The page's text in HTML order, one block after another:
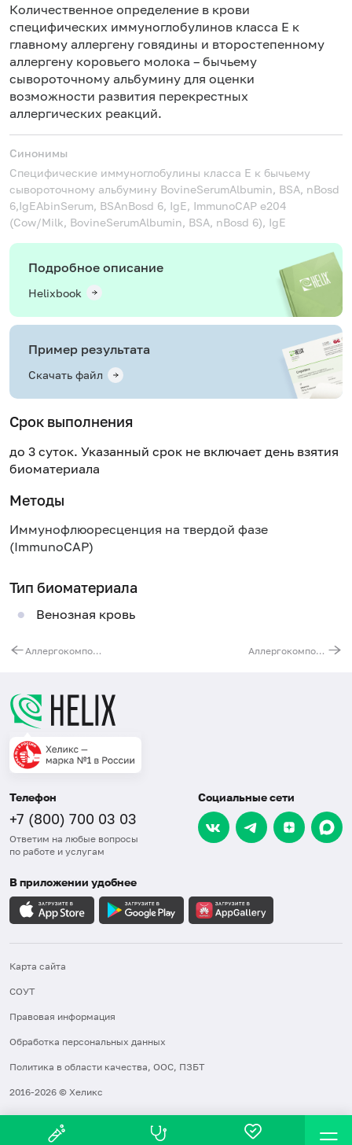
Количественное определение в крови
специфических иммуноглобулинов класса E к
главному аллергену говядины и второстепенному
аллергену коровьего молока – бычьему
сывороточному альбумину для оценки
возможности развития перекрестных
аллергических реакций.
Синонимы
Специфические иммуноглобулины класса Е к бычьему
сывороточному альбумину BovineSerumAlbumin, BSA, nBosd
6,IgEAbinSerum, BSAnBosd 6, IgE, ImmunoCAP e204
(Cow/Milk, BovineSerumAlbumin, BSA, nBosd 6), IgE
Подробное описание
Helixbook
Пример результата
Скачать файл
Срок выполнения
до 3 суток. Указанный срок не включает день взятия
биоматериала
Методы
Иммунофлюоресценция на твердой фазе
(ImmunoCAP)
Тип биоматериала
Венозная кровь
Аллергокомпонент f76 - альфа-лактальбумин nBos d 4, IgE (ImmunoCAP) Аллергокомпонент f77 - бета-лактоглобулин nBos d 5, IgE (ImmunoCAP)
Телефон
+7 (800) 700 03 03
Ответим на любые вопросы
по работе и услугам
Социальные сети
В приложении удобнее
Карта сайта
СОУТ
Правовая информация
Обработка персональных данных
Политика в области качества, ООС, ПЗБТ
2016-2026 © Хеликс